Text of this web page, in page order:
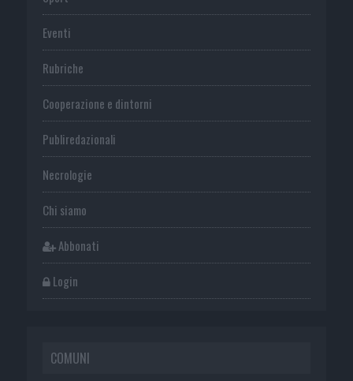
Eventi
Rubriche
Cooperazione e dintorni
Publiredazionali
Necrologie
Chi siamo
Abbonati
Login
COMUNI